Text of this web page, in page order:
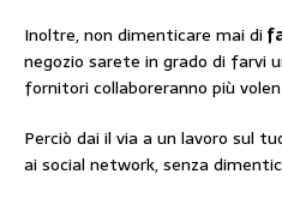
Inoltre, non dimenticare mai di
negozio sarete in grado di farvi
fornitori collaboreranno più
Perciò dai il via a un lavoro sul
ai social network, senza